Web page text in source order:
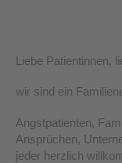
Liebe Patientinnen,
wir sind ein
Angstpatienten,
Ansprüchen,
jeder herzlich